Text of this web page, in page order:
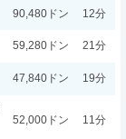
90,480ドン 12分
59,280ドン 21分
47,840ドン 19分
52,000ドン 11分